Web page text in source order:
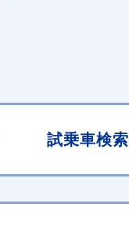
試乗車検索